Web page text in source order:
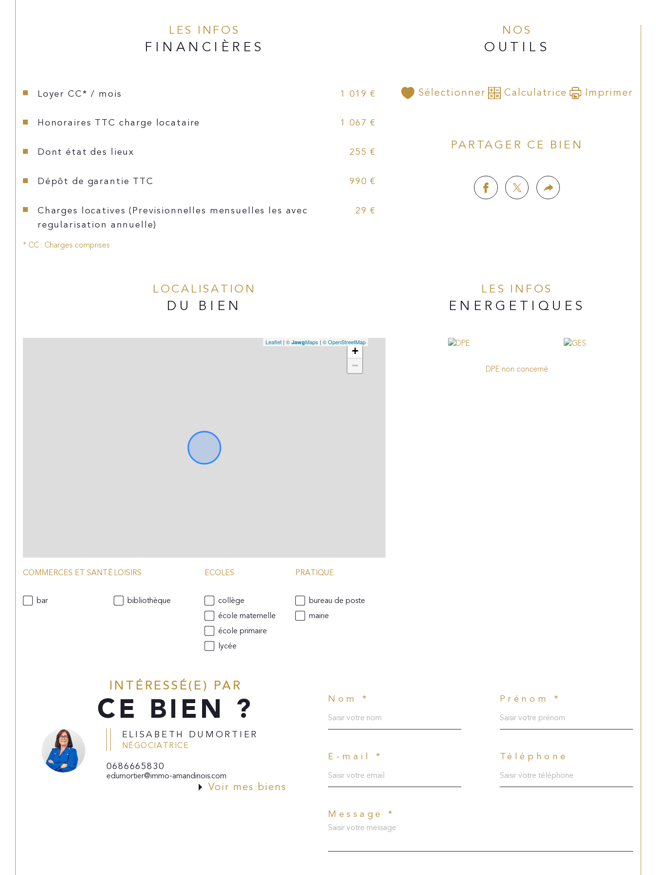
LES INFOS
FINANCIÈRES
Loyer CC* / mois 1 019 €
Honoraires TTC charge locataire 1 067 €
Dont état des lieux 255 €
Dépôt de garantie TTC 990 €
Charges locatives (Previsionnelles mensuelles les avec
regularisation annuelle)
29 €
NOS
OUTILS
Sélectionner Calculatrice Imprimer
PARTAGER CE BIEN
* CC : Charges comprises
LOCALISATION
DU BIEN
+
−
Leaflet |©JawgMaps |© OpenStreetMap
COMMERCES ET SANTÉ
bar
LOISIRS
bibliothèque
ECOLES
collège
école maternelle
école primaire
lycée
PRATIQUE
bureau de poste
mairie
LES INFOS
ENERGETIQUES
DPE non concerné
INTÉRESSÉ(E) PAR
CE BIEN ?
ELISABETH DUMORTIER
NÉGOCIATRICE
0686665830
edumortier@immo-amandinois.com
Voir mes biens
Nom * Prénom *
E-mail * Téléphone
Message *